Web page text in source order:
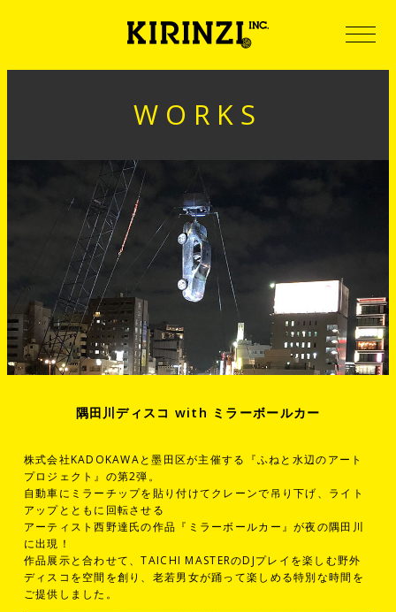
WORKS
隅田川ディスコ with ミラーボールカー
株式会社KADOKAWAと墨田区が主催する『ふねと水辺のアート
プロジェクト』の第2弾。
自動車にミラーチップを貼り付けてクレーンで吊り下げ、ライト
アップとともに回転させる
アーティスト西野達氏の作品『ミラーボールカー』が夜の隅田川
に出現！
作品展示と合わせて、TAICHI MASTERのDJプレイを楽しむ野外
ディスコを空間を創り、老若男女が踊って楽しめる特別な時間を
ご提供しました。